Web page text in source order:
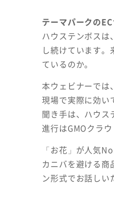
テーマパークの
ハウステンボス
し続けています
ているのか。
本ウェビナーでは
現場で実際に効い
聞き手は、ハウス
進行はGMOクラウ
「お花」が人気
カニバを避ける
ン形式でお話しい